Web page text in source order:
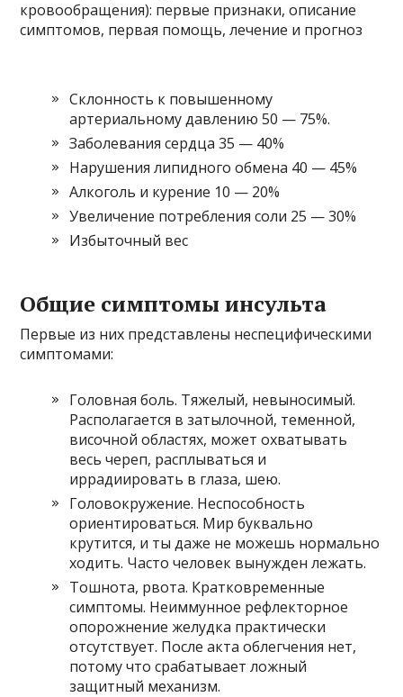
Склонность к повышенному
артериальному давлению 50 — 75%.
Заболевания сердца 35 — 40%
Нарушения липидного обмена 40 — 45%
Алкоголь и курение 10 — 20%
Увеличение потребления соли 25 — 30%
Избыточный вес
Общие симптомы инсульта
Первые из них представлены неспецифическими
симптомами:
Головная боль. Тяжелый, невыносимый.
Располагается в затылочной, теменной,
височной областях, может охватывать
весь череп, расплываться и
иррадиировать в глаза, шею.
Головокружение. Неспособность
ориентироваться. Мир буквально
крутится, и ты даже не можешь нормально
ходить. Часто человек вынужден лежать.
Тошнота, рвота. Кратковременные
симптомы. Неиммунное рефлекторное
опорожнение желудка практически
отсутствует. После акта облегчения нет,
потому что срабатывает ложный
защитный механизм.